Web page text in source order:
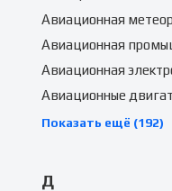
Авиационная
Авиационная
Авиационная
Авиационные
Показать ещё (192)
Д